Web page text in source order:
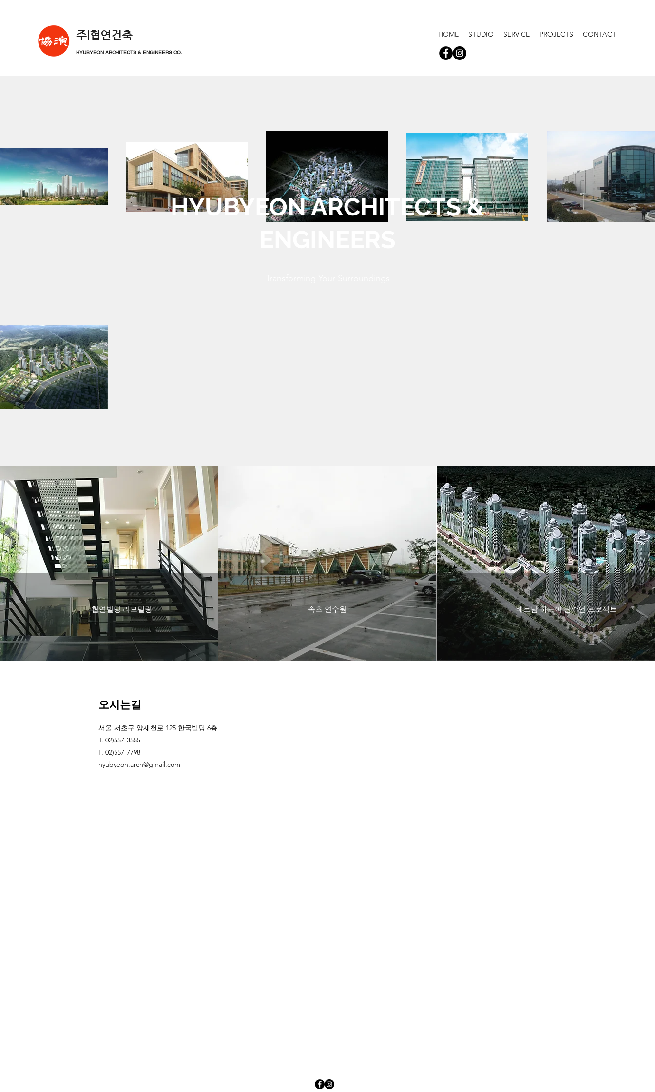
​주|협연건축
HYUBYEON ARCHITECTS & ENGINEERS CO.
HOME STUDIO SERVICE PROJECTS CONTACT
HYUBYEON ARCHITECTS &
협연빌딩 리모델링 속초 연수원 베트남 하노이 탄수언 프로젝트
오시는길
서울 서초구 양재천로 125 한국빌딩 6층
T. 02)557-3555
F. 02)557-7798
hyubyeon.arch@gmail.com